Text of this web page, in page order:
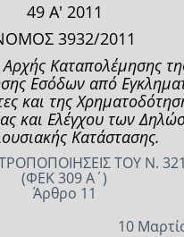
49 Α' 2011
3932/2011
Καταπολέμησης
Εσόδων από
και της
και Ελέγχου των
Κατάστασης.
ΤΟΥ Ν.
(ΦΕΚ 309 Α΄)
Άρθρο 11
10